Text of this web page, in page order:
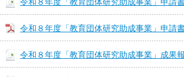
令和８年度「教育団体研究助成事業」申請
令和８年度「教育団体研究助成事業」成果